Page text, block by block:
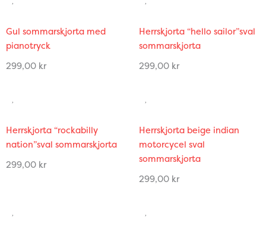
Gul sommarskjorta med
pianotryck
299,00 kr
Herrskjorta “hello sailor”sval
sommarskjorta
299,00 kr
Herrskjorta “rockabilly
nation”sval sommarskjorta
299,00 kr
Herrskjorta beige indian
motorcycel sval
sommarskjorta
299,00 kr